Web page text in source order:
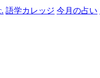
語学カレッジ 今月の占い